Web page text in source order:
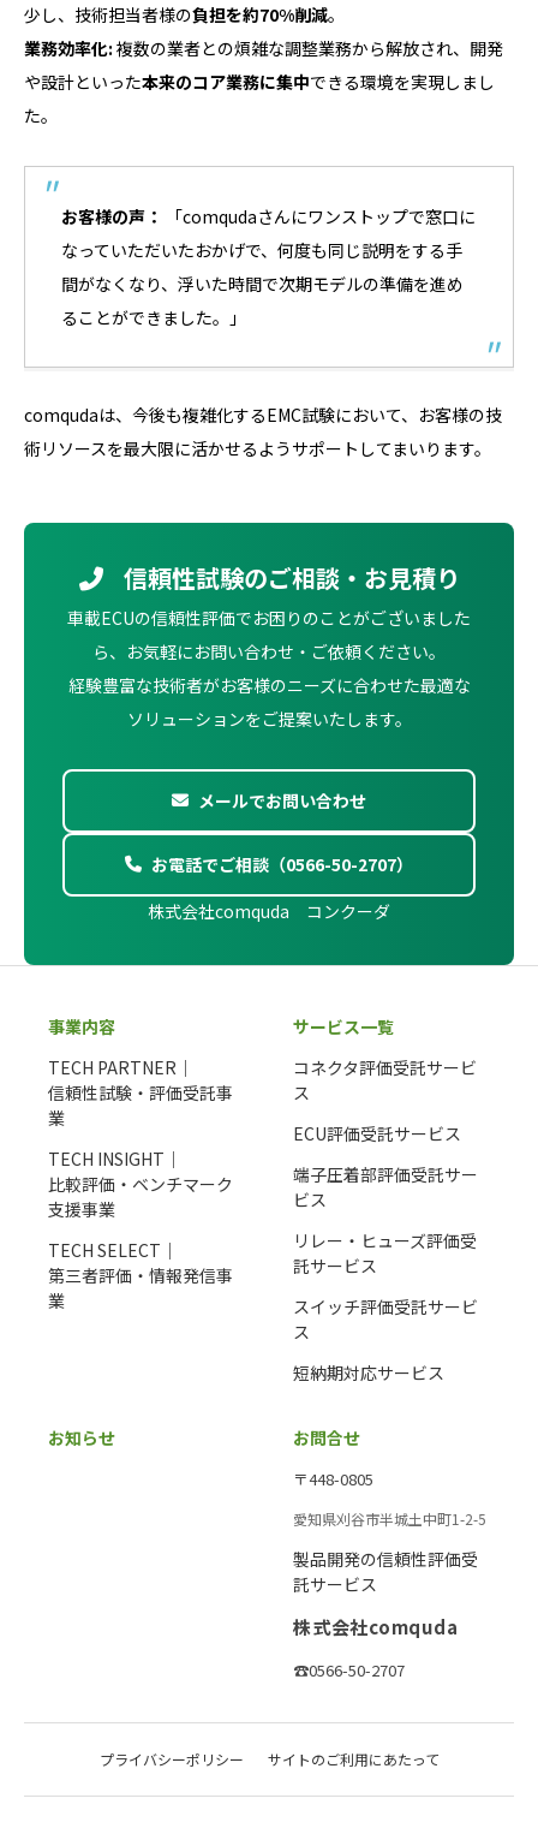
少し、技術担当者様の負担を約70%削減。
業務効率化: 複数の業者との煩雑な調整業務から解放され、開発
や設計といった本来のコア業務に集中できる環境を実現しまし
た。
お客様の声：
「comqudaさんにワンストップで窓口に
なっていただいたおかげで、何度も同じ説明をする手
間がなくなり、浮いた時間で次期モデルの準備を進め
ることができました。」
comqudaは、今後も複雑化するEMC試験において、お客様の技
術リソースを最大限に活かせるようサポートしてまいります。
信頼性試験のご相談・お見積り
車載ECUの信頼性評価でお困りのことがございました
ら、お気軽にお問い合わせ・ご依頼ください。
経験豊富な技術者がお客様のニーズに合わせた最適な
ソリューションをご提案いたします。
メールでお問い合わせ
お電話でご相談（0566-50-2707）
株式会社comquda コンクーダ
事業内容
TECH PARTNER｜
信頼性試験・評価受託事
業
TECH INSIGHT｜
比較評価・ベンチマーク
支援事業
TECH SELECT｜
第三者評価・情報発信事
業
サービス一覧
コネクタ評価受託サービ
ス
ECU評価受託サービス
端子圧着部評価受託サー
ビス
リレー・ヒューズ評価受
託サービス
スイッチ評価受託サービ
ス
短納期対応サービス
お知らせ お問合せ
〒448-0805
愛知県刈谷市半城土中町1-2-5
製品開発の信頼性評価受
託サービス
株式会社comquda
☎0566-50-2707
プライバシーポリシー サイトのご利用にあたって